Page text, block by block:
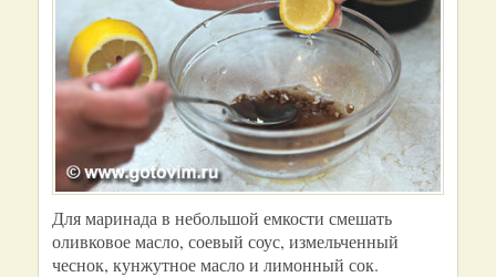
Для маринада в небольшой емкости смешать
оливковое масло, соевый соус, измельченный
чеснок, кунжутное масло и лимонный сок.